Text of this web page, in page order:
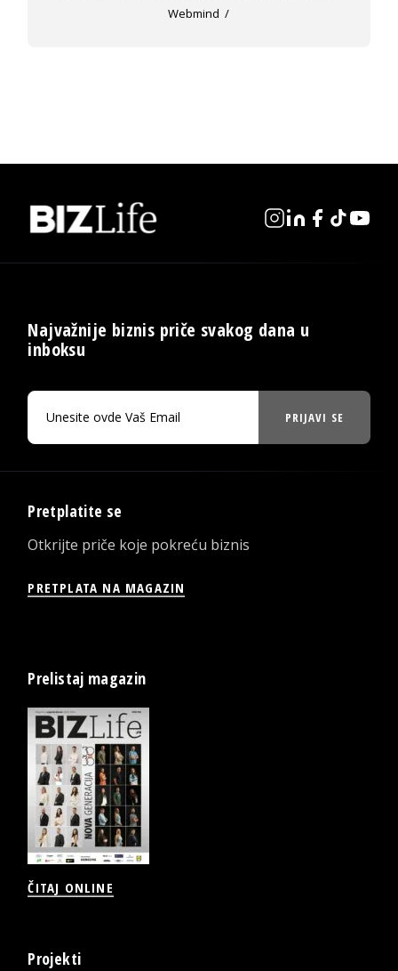
Webmind
Najvažnije biznis priče svakog dana u
inboksu
PRIJAVI SE
Pretplatite se
Otkrijte priče koje pokreću biznis
PRETPLATA NA MAGAZIN
Prelistaj magazin
ČITAJ ONLINE
Projekti